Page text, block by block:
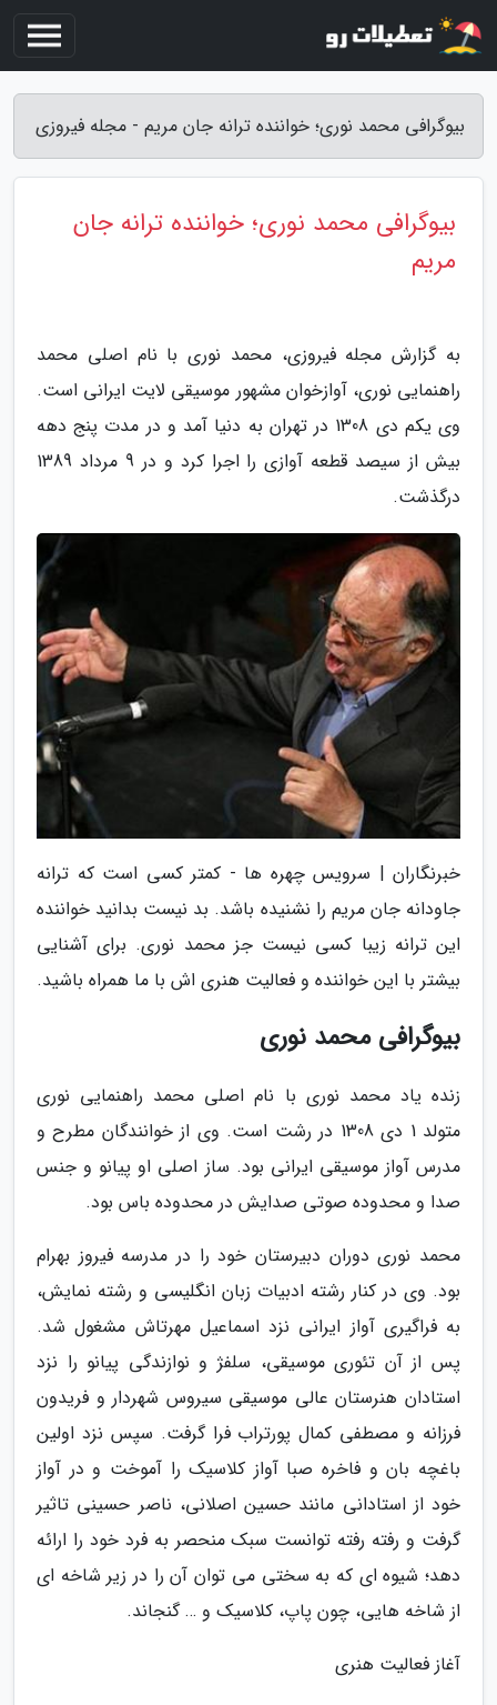
بیوگرافی محمد نوری؛ خواننده ترانه جان مریم - مجله فیروزی
بیوگرافی محمد نوری؛ خواننده ترانه جان
مریم
به گزارش مجله فیروزی، محمد نوری با نام اصلی محمد
راهنمایی نوری، آوازخوان مشهور موسیقی لایت ایرانی است.
وی یکم دی 1308 در تهران به دنیا آمد و در مدت پنج دهه
بیش از سیصد قطعه آوازی را اجرا کرد و در 9 مرداد 1389
درگذشت.
خبرنگاران | سرویس چهره ها - کمتر کسی است که ترانه
جاودانه جان مریم را نشنیده باشد. بد نیست بدانید خواننده
این ترانه زیبا کسی نیست جز محمد نوری. برای آشنایی
بیشتر با این خواننده و فعالیت هنری اش با ما همراه باشید.
بیوگرافی محمد نوری
زنده یاد محمد نوری با نام اصلی محمد راهنمایی نوری
متولد 1 دی 1308 در رشت است. وی از خوانندگان مطرح و
مدرس آواز موسیقی ایرانی بود. ساز اصلی او پیانو و جنس
صدا و محدوده صوتی صدایش در محدوده باس بود.
محمد نوری دوران دبیرستان خود را در مدرسه فیروز بهرام
بود. وی در کنار رشته ادبیات زبان انگلیسی و رشته نمایش،
به فراگیری آواز ایرانی نزد اسماعیل مهرتاش مشغول شد.
پس از آن تئوری موسیقی، سلفژ و نوازندگی پیانو را نزد
استادان هنرستان عالی موسیقی سیروس شهردار و فریدون
فرزانه و مصطفی کمال پورتراب فرا گرفت. سپس نزد اولین
باغچه بان و فاخره صبا آواز کلاسیک را آموخت و در آواز
خود از استادانی مانند حسین اصلانی، ناصر حسینی تاثیر
گرفت و رفته رفته توانست سبک منحصر به فرد خود را ارائه
دهد؛ شیوه ای که به سختی می توان آن را در زیر شاخه ای
از شاخه هایی، چون پاپ، کلاسیک و … گنجاند.
آغاز فعالیت هنری